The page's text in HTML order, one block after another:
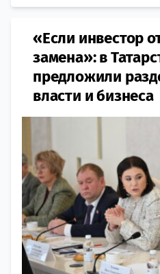
«Если инвестор
замена»: в
предложили
власти и бизнеса